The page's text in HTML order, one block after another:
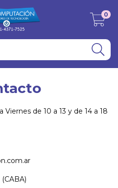
0
de 10 a 13 y de 14 a 18